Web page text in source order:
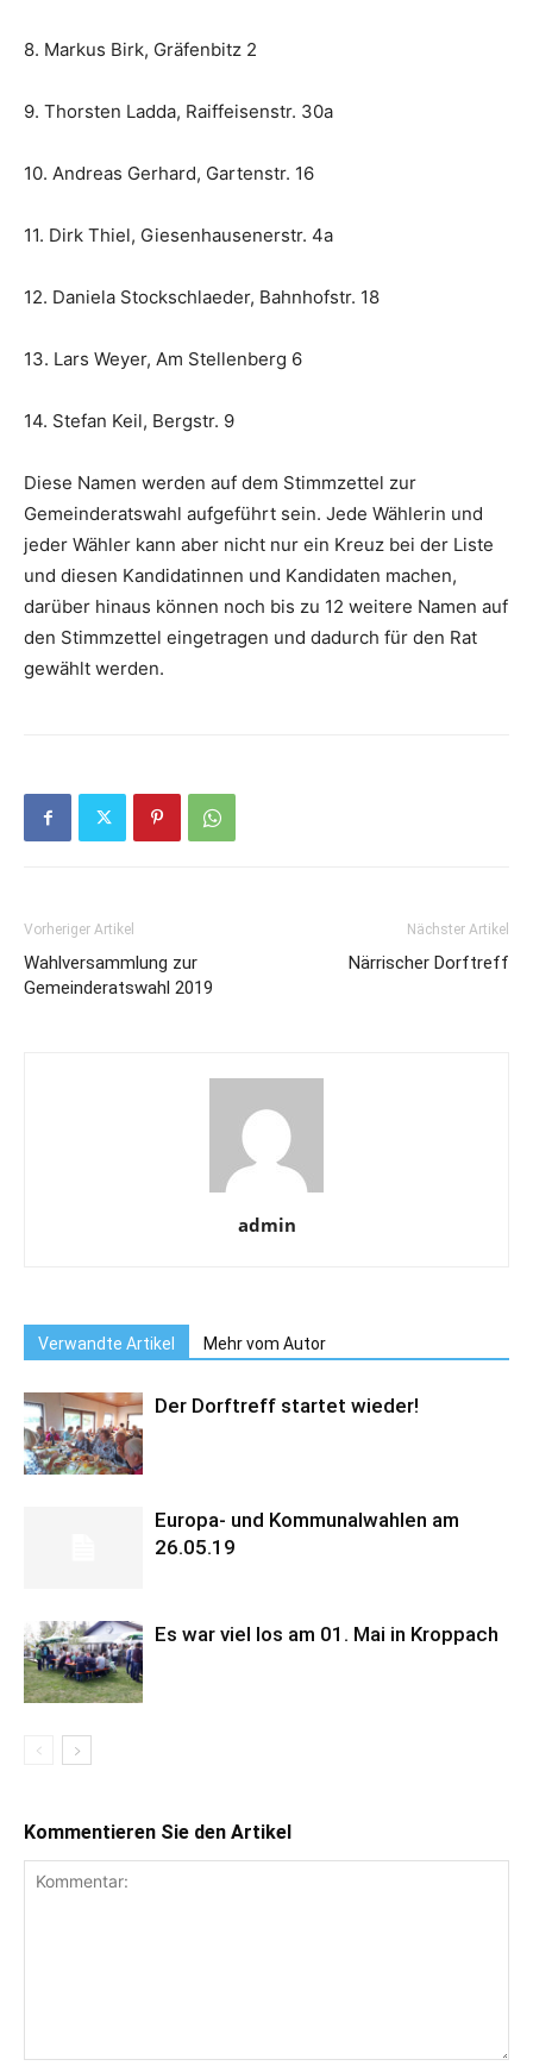
8. Markus Birk, Gräfenbitz 2
9. Thorsten Ladda, Raiffeisenstr. 30a
10. Andreas Gerhard, Gartenstr. 16
11. Dirk Thiel, Giesenhausenerstr. 4a
12. Daniela Stockschlaeder, Bahnhofstr. 18
13. Lars Weyer, Am Stellenberg 6
14. Stefan Keil, Bergstr. 9
Diese Namen werden auf dem Stimmzettel zur
Gemeinderatswahl aufgeführt sein. Jede Wählerin und
jeder Wähler kann aber nicht nur ein Kreuz bei der Liste
und diesen Kandidatinnen und Kandidaten machen,
darüber hinaus können noch bis zu 12 weitere Namen auf
den Stimmzettel eingetragen und dadurch für den Rat
gewählt werden.
Vorheriger Artikel
Wahlversammlung zur
Gemeinderatswahl 2019
Nächster Artikel
Närrischer Dorftreff
admin
Verwandte Artikel Mehr vom Autor
Der Dorftreff startet wieder!
Europa- und Kommunalwahlen am
26.05.19
Es war viel los am 01. Mai in Kroppach
Kommentieren Sie den Artikel